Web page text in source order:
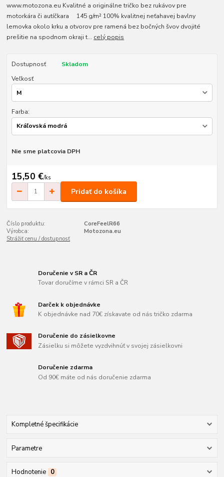
www.motozona.eu Kvalitné a originálne tričko bez rukávov pre
motorkára či autíčkara 145 g/m² 100% kvalitnej neťahavej bavlny
lemovka okolo krku a otvorov pre ramená bez bočných švov dvojité
prešitie na spodnom okraji t... celý popis
Dostupnosť
Skladom
Veľkosť
Farba:
Nie sme platcovia DPH
15,50 €/ks
Pridať do košíka
Číslo produktu:
CoreFeelR66
Výrobca:
Motozona.eu
Strážiť cenu / dostupnosť
Doručenie v SR a ČR
Tovar doručíme v rámci SR a ČR
Darček k objednávke
K objednávke nad 70€ získavate od nás tričko zdarma
Doručenie do zásielkovne
Zásielku si môžete vyzdvihnúť v svojej zásielkovni
Doručenie zdarma
Od 90€ máte od nás doručenie zdarma
Kompletné špecifikácie
Parametre
Hodnotenie 0